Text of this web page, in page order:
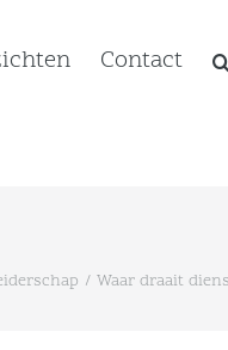
Contact
Waar draait